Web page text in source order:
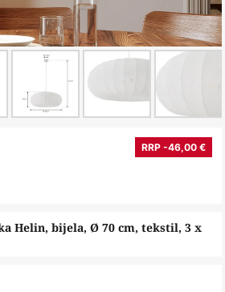
Helin, bijela, Ø 70 cm, tekstil, 3 x
RRP -46,00 €